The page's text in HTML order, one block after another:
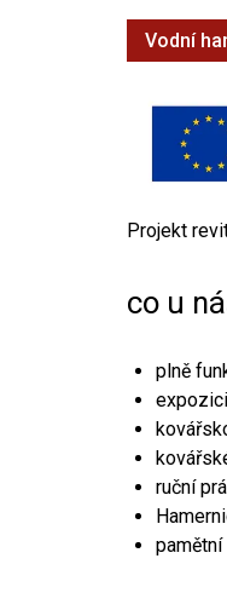
Vodní
Projekt
co u
plně
ruční